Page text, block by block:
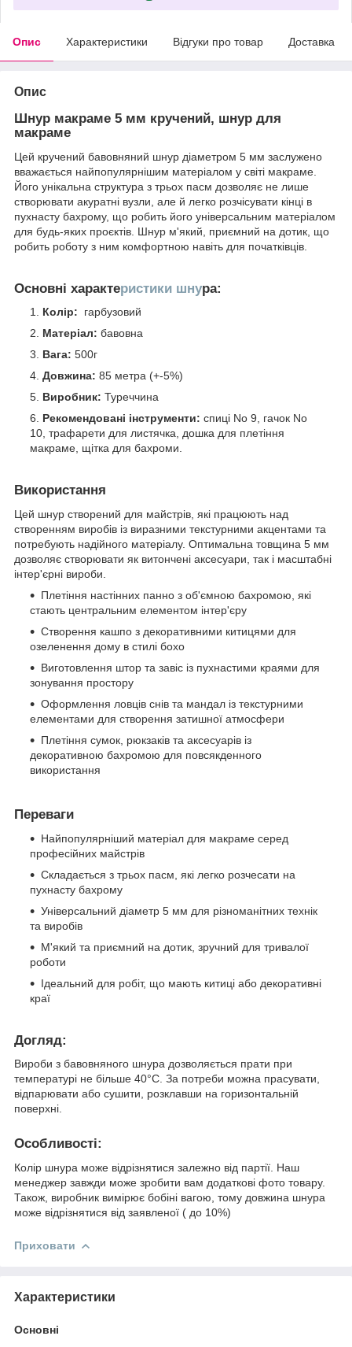
Опис Характеристики Відгуки про товар Доставка
Опис
Шнур макраме 5 мм кручений, шнур для
макраме
Цей кручений бавовняний шнур діаметром 5 мм заслужено
вважається найпопулярнішим матеріалом у світі макраме.
Його унікальна структура з трьох пасм дозволяє не лише
створювати акуратні вузли, але й легко розчісувати кінці в
пухнасту бахрому, що робить його універсальним матеріалом
для будь-яких проєктів. Шнур м'який, приємний на дотик, що
робить роботу з ним комфортною навіть для початківців.
Основні характеристики шнура:
Колір: гарбузовий
Матеріал: бавовна
Вага: 500г
Довжина: 85 метра (+-5%)
Виробник: Туреччина
Рекомендовані інструменти: спиці No 9, гачок No
10, трафарети для листячка, дошка для плетіння
макраме, щітка для бахроми.
Використання
Цей шнур створений для майстрів, які працюють над
створенням виробів із виразними текстурними акцентами та
потребують надійного матеріалу. Оптимальна товщина 5 мм
дозволяє створювати як витончені аксесуари, так і масштабні
інтер'єрні вироби.
Плетіння настінних панно з об'ємною бахромою, які
стають центральним елементом інтер'єру
Створення кашпо з декоративними китицями для
озеленення дому в стилі бохо
Виготовлення штор та завіс із пухнастими краями для
зонування простору
Оформлення ловців снів та мандал із текстурними
елементами для створення затишної атмосфери
Плетіння сумок, рюкзаків та аксесуарів із
декоративною бахромою для повсякденного
використання
Переваги
Найпопулярніший матеріал для макраме серед
професійних майстрів
Складається з трьох пасм, які легко розчесати на
пухнасту бахрому
Універсальний діаметр 5 мм для різноманітних технік
та виробів
М'який та приємний на дотик, зручний для тривалої
роботи
Ідеальний для робіт, що мають китиці або декоративні
краї
Догляд:
Вироби з бавовняного шнура дозволяється прати при
температурі не більше 40°С. За потреби можна прасувати,
відпарювати або сушити, розклавши на горизонтальній
поверхні.
Особливості:
Колір шнура може відрізнятися залежно від партії. Наш
менеджер завжди може зробити вам додаткові фото товару.
Також, виробник вимірює бобіні вагою, тому довжина шнура
може відрізнятися від заявленої ( до 10%)
Приховати
Характеристики
Основні